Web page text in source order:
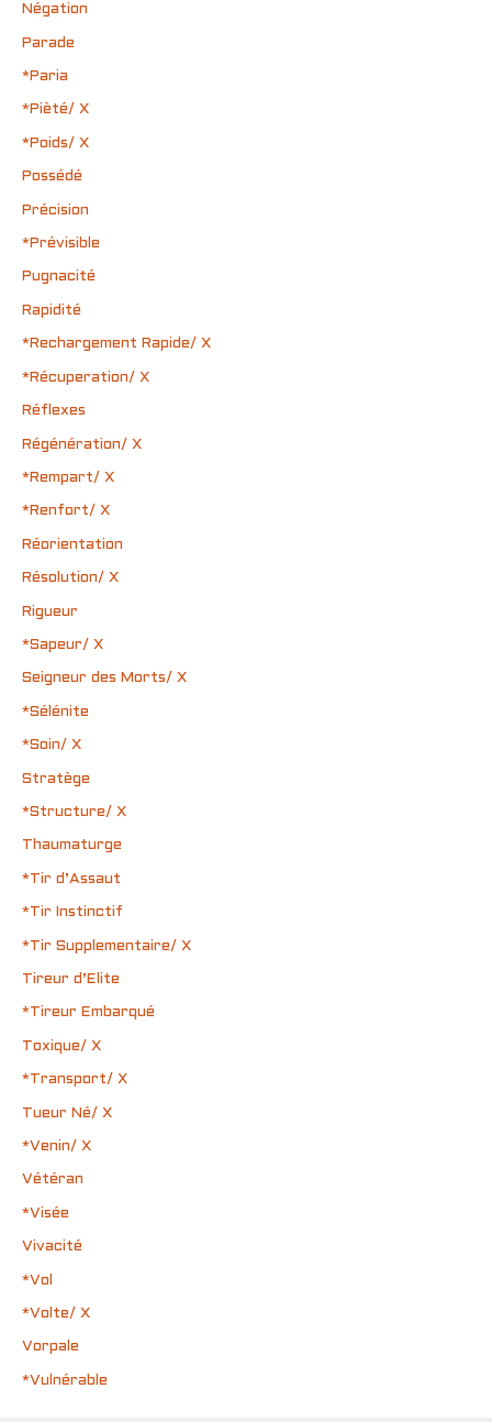
Négation
Parade
*Paria
*Pièté/ X
*Poids/ X
Possédé
Précision
*Prévisible
Pugnacité
Rapidité
*Rechargement Rapide/ X
*Récuperation/ X
Réflexes
Régénération/ X
*Rempart/ X
*Renfort/ X
Réorientation
Résolution/ X
Rigueur
*Sapeur/ X
Seigneur des Morts/ X
*Sélénite
*Soin/ X
Stratège
*Structure/ X
Thaumaturge
*Tir d’Assaut
*Tir Instinctif
*Tir Supplementaire/ X
Tireur d’Elite
*Tireur Embarqué
Toxique/ X
*Transport/ X
Tueur Né/ X
*Venin/ X
Vétéran
*Visée
Vivacité
*Vol
*Volte/ X
Vorpale
*Vulnérable